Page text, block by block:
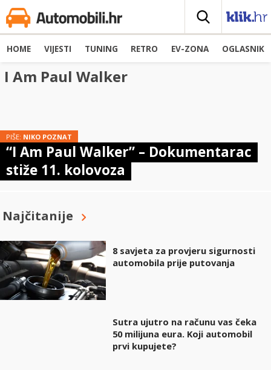
HOME VIJESTI TUNING RETRO EV-ZONA OGLASNIK
I Am Paul Walker
PIŠE: NIKO POZNAT
“I Am Paul Walker” – Dokumentarac
stiže 11. kolovoza
Najčitanije
8 savjeta za provjeru sigurnosti
automobila prije putovanja
Sutra ujutro na računu vas čeka
50 milijuna eura. Koji automobil
prvi kupujete?